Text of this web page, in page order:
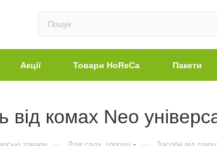
Акції Товари HoReCa Пакети
від комах Neo